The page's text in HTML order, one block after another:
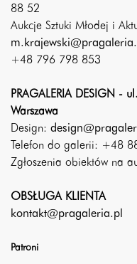
88 52
Aukcje Sztuki Młodej i
+48 796 798 853
PRAGALERIA DESIGN -
Warszawa
Design:
Telefon do galerii: +48
Zgłoszenia obiektów na
OBSŁUGA KLIENTA
kontakt@pragaleria.pl
Patroni